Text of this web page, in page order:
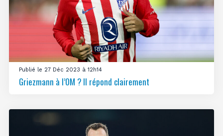
Publié le 27 Déc 2023 à 12h14
Griezmann à l’OM ? Il répond clairement